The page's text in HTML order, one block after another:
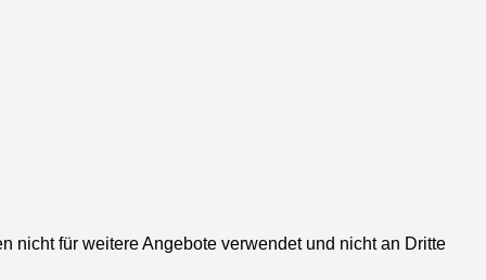
nicht für weitere Angebote verwendet und nicht an Dritte